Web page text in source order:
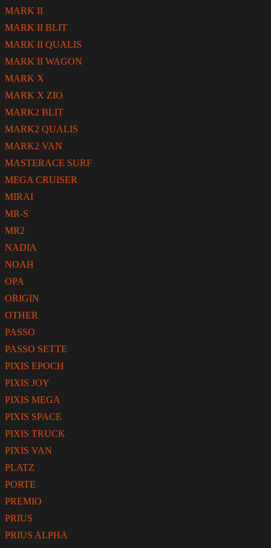
MARK II
MARK II BLIT
MARK II QUALIS
MARK II WAGON
MARK X
MARK X ZIO
MARK2 BLIT
MARK2 QUALIS
MARK2 VAN
MASTERACE SURF
MEGA CRUISER
MIRAI
MR-S
MR2
NADIA
NOAH
OPA
ORIGIN
OTHER
PASSO
PASSO SETTE
PIXIS EPOCH
PIXIS JOY
PIXIS MEGA
PIXIS SPACE
PIXIS TRUCK
PIXIS VAN
PLATZ
PORTE
PREMIO
PRIUS
PRIUS ALPHA